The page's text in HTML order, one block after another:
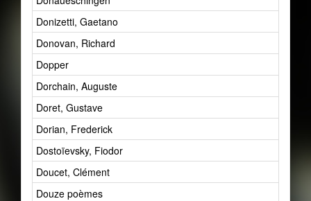
Donizetti, Gaetano
Donovan, Richard
Dopper
Dorchain, Auguste
Doret, Gustave
Dorian, Frederick
Dostoïevsky, Fiodor
Doucet, Clément
Douze poèmes